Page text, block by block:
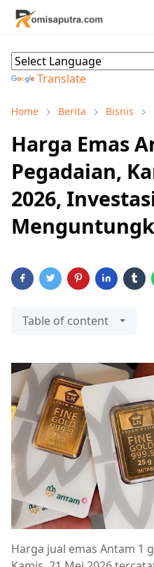
Translate
Home Berita Bisnis
Harga Emas
Pegadaian,
2026,
Table of content
Harga jual emas Antam 1